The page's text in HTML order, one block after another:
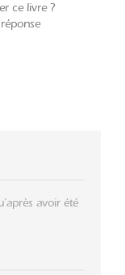
ce livre ?
avoir été